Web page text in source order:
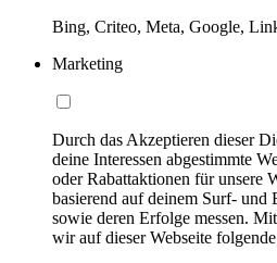
Bing, Criteo, Meta, Google,
Marketing
Durch das Akzeptieren dieser
deine Interessen abgestimmte
oder Rabattaktionen für unsere
basierend auf deinem Surf- und
sowie deren Erfolge messen.
wir auf dieser Webseite